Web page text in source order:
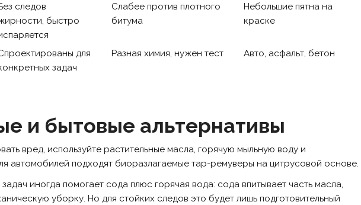
следов
быстро
Слабее против плотного
битума
Небольшие пятна на
краске
для
задач
Разная химия, нужен тест Авто, асфальт, бетон
и бытовые альтернативы
вред, используйте растительные масла, горячую мыльную воду и
автомобилей подходят биоразлагаемые тар-ремуверы на цитрусовой основе.
иногда помогает сода плюс горячая вода: сода впитывает часть масла,
уборку. Но для стойких следов это будет лишь подготовительный